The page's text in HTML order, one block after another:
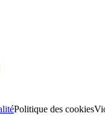
Politique des cookies